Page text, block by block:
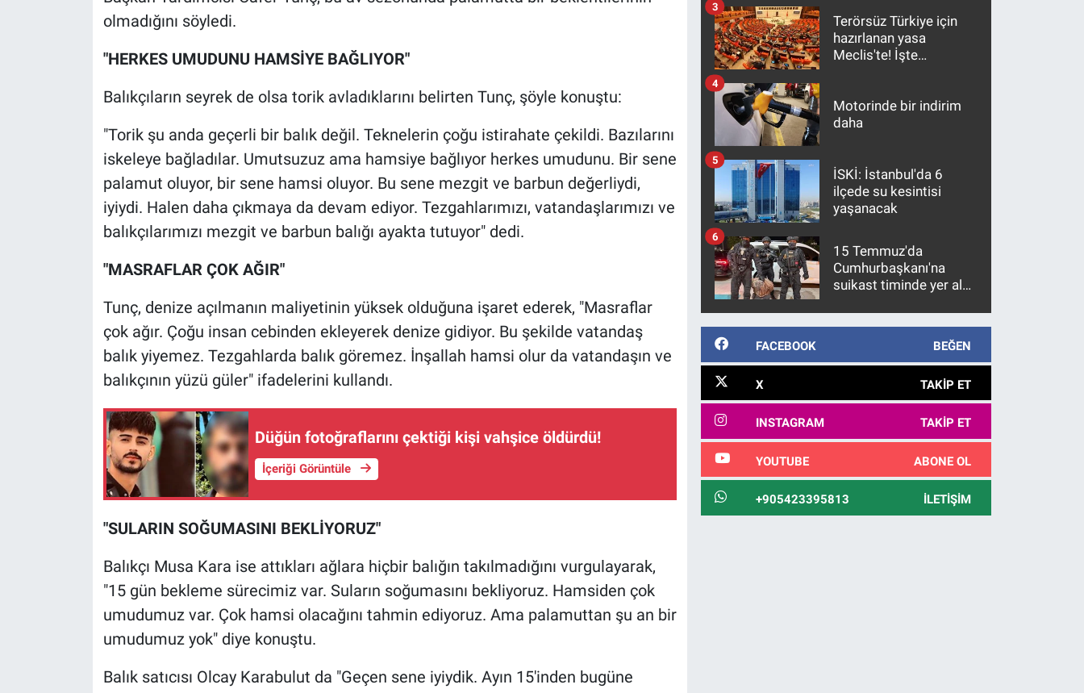
olmadığını söyledi.
"HERKES UMUDUNU HAMSİYE BAĞLIYOR"
Balıkçıların seyrek de olsa torik avladıklarını belirten Tunç, şöyle konuştu:
"Torik şu anda geçerli bir balık değil. Teknelerin çoğu istirahate çekildi. Bazılarını
iskeleye bağladılar. Umutsuzuz ama hamsiye bağlıyor herkes umudunu. Bir sene
palamut oluyor, bir sene hamsi oluyor. Bu sene mezgit ve barbun değerliydi,
iyiydi. Halen daha çıkmaya da devam ediyor. Tezgahlarımızı, vatandaşlarımızı ve
balıkçılarımızı mezgit ve barbun balığı ayakta tutuyor" dedi.
"MASRAFLAR ÇOK AĞIR"
Tunç, denize açılmanın maliyetinin yüksek olduğuna işaret ederek, "Masraflar
çok ağır. Çoğu insan cebinden ekleyerek denize gidiyor. Bu şekilde vatandaş
balık yiyemez. Tezgahlarda balık göremez. İnşallah hamsi olur da vatandaşın ve
balıkçının yüzü güler" ifadelerini kullandı.
Düğün fotoğraflarını çektiği kişi vahşice öldürdü!
İçeriği Görüntüle
"SULARIN SOĞUMASINI BEKLİYORUZ"
Balıkçı Musa Kara ise attıkları ağlara hiçbir balığın takılmadığını vurgulayarak,
"15 gün bekleme sürecimiz var. Suların soğumasını bekliyoruz. Hamsiden çok
umudumuz var. Çok hamsi olacağını tahmin ediyoruz. Ama palamuttan şu an bir
umudumuz yok" diye konuştu.
Balık satıcısı Olcay Karabulut da "Geçen sene iyiydik. Ayın 15'inden bugüne
Terörsüz Türkiye için
hazırlanan yasa
Meclis'te! İşte
3
Motorinde bir indirim
daha
4
İSKİ: İstanbul'da 6
ilçede su kesintisi
yaşanacak
5
15 Temmuz'da
Cumhurbaşkanı'na
suikast timinde yer alan
10 yıl sonra yakalandı
6
FACEBOOK BEĞEN
X TAKIP ET
INSTAGRAM TAKIP ET
YOUTUBE ABONE OL
+905423395813 İLETIŞIM
Koronavirüs
Kültür Sanat
Ne demişti
Programlar
Teknoloji
Türkiye'nin Geleceği
Türkiye'nin Gündemi
Canlı Yayın